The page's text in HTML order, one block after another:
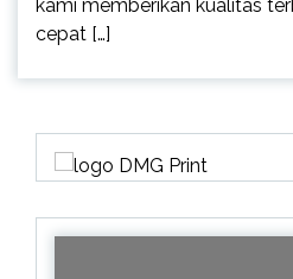
kami memberikan kualitas
cepat […]